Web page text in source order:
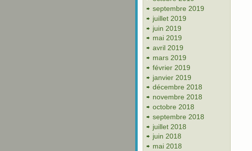
septembre 2019
juillet 2019
juin 2019
mai 2019
avril 2019
mars 2019
février 2019
janvier 2019
décembre 2018
novembre 2018
octobre 2018
septembre 2018
juillet 2018
juin 2018
mai 2018